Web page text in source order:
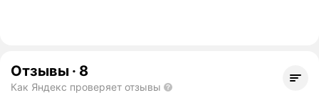
Отзывы · 8
Как Яндекс проверяет отзывы